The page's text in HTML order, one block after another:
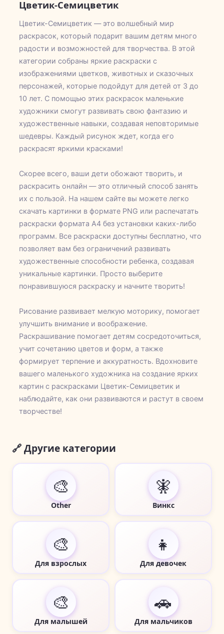
Цветик-Семицветик
Цветик-Семицветик — это волшебный мир
раскрасок, который подарит вашим детям много
радости и возможностей для творчества. В этой
категории собраны яркие раскраски с
изображениями цветков, животных и сказочных
персонажей, которые подойдут для детей от 3 до
10 лет. С помощью этих раскрасок маленькие
художники смогут развивать свою фантазию и
художественные навыки, создавая неповторимые
шедевры. Каждый рисунок ждет, когда его
раскрасят яркими красками!
Скорее всего, ваши дети обожают творить, и
раскрасить онлайн — это отличный способ занять
их с пользой. На нашем сайте вы можете легко
скачать картинки в формате PNG или распечатать
раскраски формата А4 без установки каких-либо
программ. Все раскраски доступны бесплатно, что
позволяет вам без ограничений развивать
художественные способности ребенка, создавая
уникальные картинки. Просто выберите
понравившуюся раскраску и начните творить!
Рисование развивает мелкую моторику, помогает
улучшить внимание и воображение.
Раскрашивание помогает детям сосредоточиться,
учит сочетанию цветов и форм, а также
формирует терпение и аккуратность. Вдохновите
вашего маленького художника на создание ярких
картин с раскрасками Цветик-Семицветик и
наблюдайте, как они развиваются и растут в своем
творчестве!
🔗 Другие категории
🎨
Other
🧚
Винкс
🎨
Для взрослых
👧
Для девочек
🎨
Для малышей
🚗
Для мальчиков